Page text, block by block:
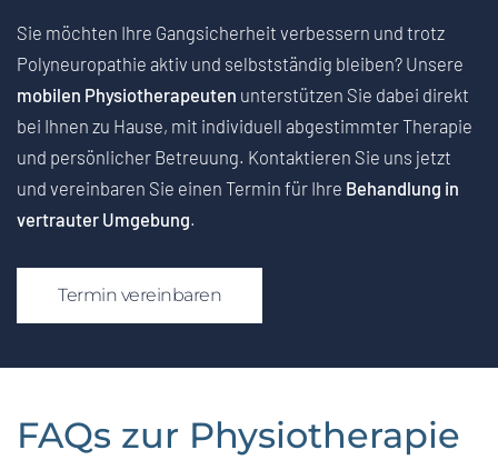
Sie möchten Ihre Gangsicherheit verbessern und trotz
Polyneuropathie aktiv und selbstständig bleiben? Unsere
mobilen Physiotherapeuten unterstützen Sie dabei direkt
bei Ihnen zu Hause, mit individuell abgestimmter Therapie
und persönlicher Betreuung. Kontaktieren Sie uns jetzt
und vereinbaren Sie einen Termin für Ihre Behandlung in
vertrauter Umgebung.
Termin vereinbaren
FAQs zur Physiotherapie